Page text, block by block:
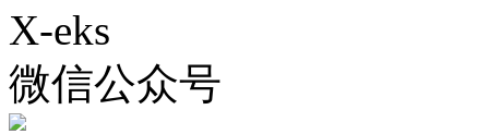
X-eks
微信公众号